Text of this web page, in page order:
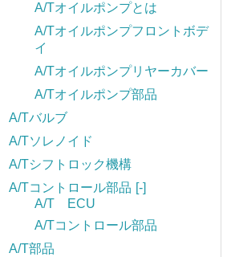
A/Tオイルポンプとは
A/Tオイルポンプフロントボデ
イ
A/Tオイルポンプリヤーカバー
A/Tオイルポンプ部品
A/Tバルブ
A/Tソレノイド
A/Tシフトロック機構
A/Tコントロール部品 [-]
A/T ECU
A/Tコントロール部品
A/T部品